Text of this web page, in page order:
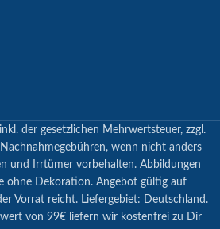
der gesetzlichen Mehrwertsteuer, zzgl.
wenn nicht anders
und Irrtümer vorbehalten. Abbildungen
ohne Dekoration. Angebot gültig auf
Vorrat reicht. Liefergebiet: Deutschland.
von 99€ liefern wir kostenfrei zu Dir